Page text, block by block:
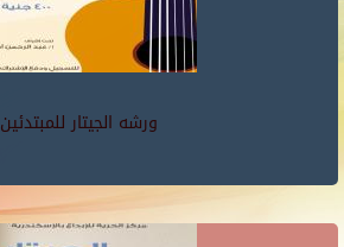
ورشه الجيتار للمبتدئين